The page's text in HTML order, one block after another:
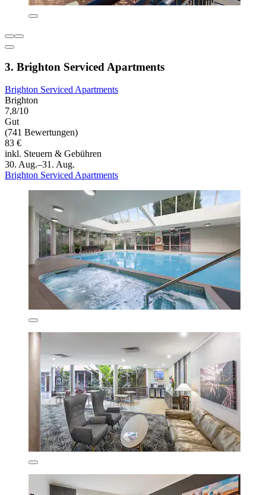
3. Brighton Serviced Apartments
Brighton Serviced Apartments
Brighton
7,8/10
Gut
(741 Bewertungen)
83 €
inkl. Steuern & Gebühren
30. Aug.–31. Aug.
Brighton Serviced Apartments